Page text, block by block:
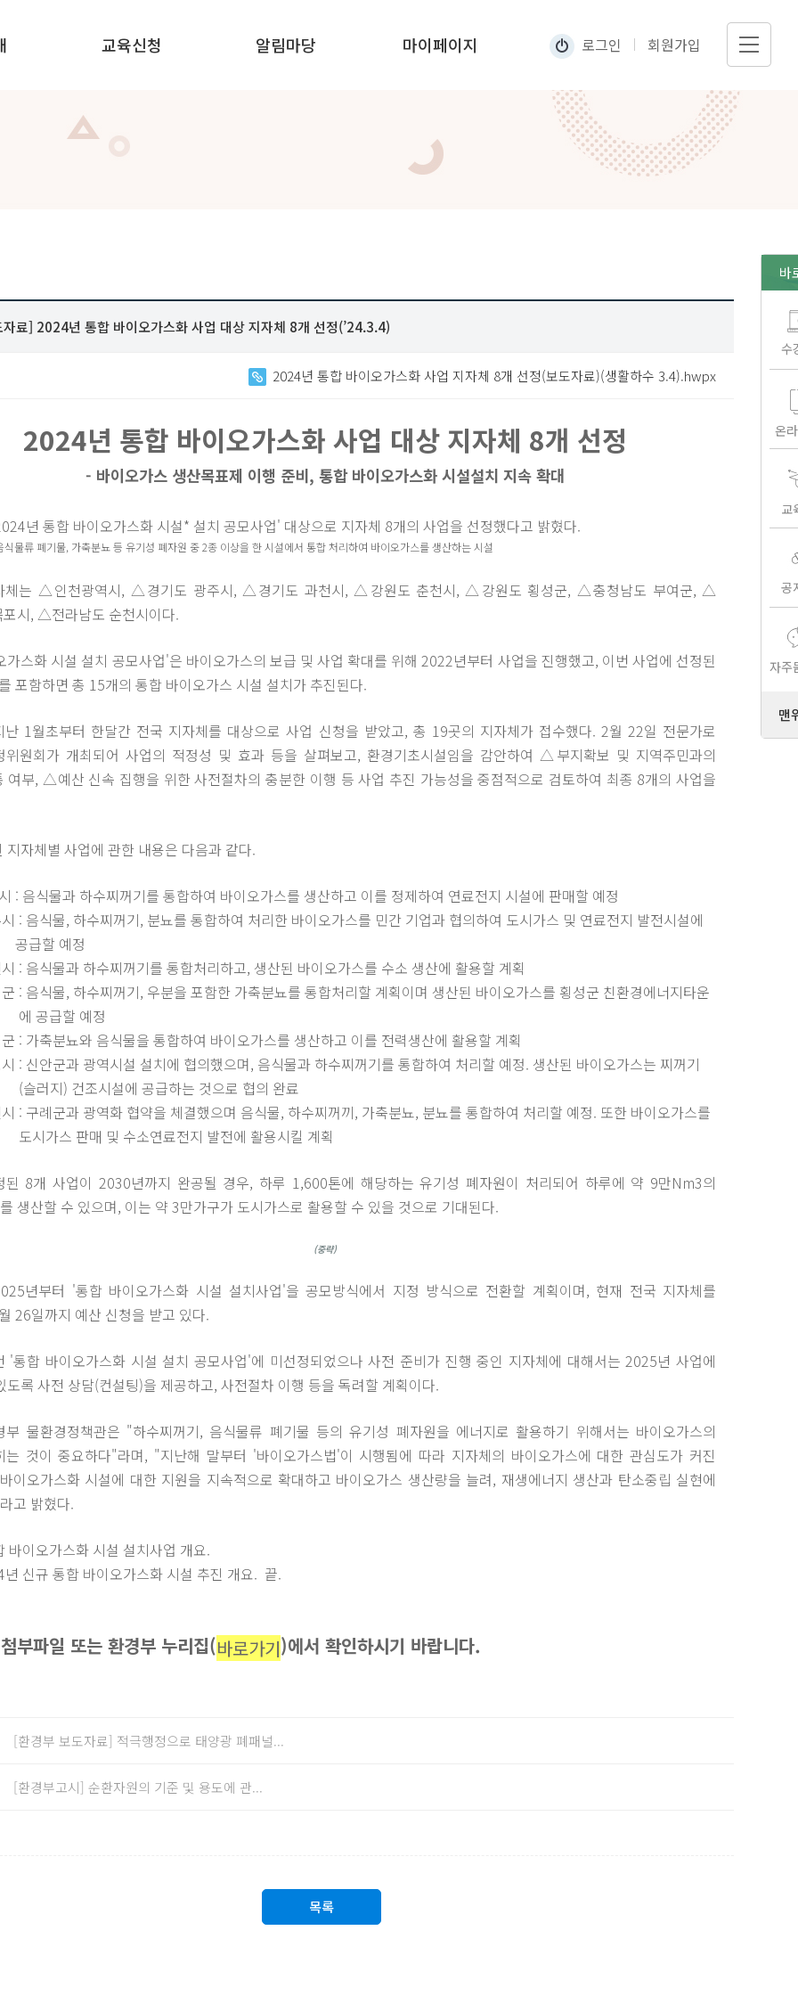
교육신청 알림마당 마이페이지
내정보관리
로그인 회원가입
자료] 2024년 통합 바이오가스화 사업 대상 지자체 8개 선정(’24.3.4)
2024년 통합 바이오가스화 사업 지자체 8개 선정(보도자료)(생활하수 3.4).hwpx
2024년 통합 바이오가스화 사업 대상 지자체 8개 선정
- 바이오가스 생산목표제 이행 준비, 통합 바이오가스화 시설설치 지속 확대
년 통합 바이오가스화 시설* 설치 공모사업' 대상으로 지자체 8개의 사업을 선정했다고 밝혔다.
식물류 폐기물, 가축분뇨 등 유기성 폐자원 중 2종 이상을 한 시설에서 통합 처리하여 바이오가스를 생산하는 시설
체는 △인천광역시, △경기도 광주시, △경기도 과천시, △강원도 춘천시, △강원도 횡성군, △충청남도 부여군, △
포시, △전라남도 순천시이다.
가스화 시설 설치 공모사업'은 바이오가스의 보급 및 사업 확대를 위해 2022년부터 사업을 진행했고, 이번 사업에 선정된
포함하면 총 15개의 통합 바이오가스 시설 설치가 추진된다.
난 1월초부터 한달간 전국 지자체를 대상으로 사업 신청을 받았고, 총 19곳의 지자체가 접수했다. 2월 22일 전문가로
위원회가 개최되어 사업의 적정성 및 효과 등을 살펴보고, 환경기초시설임을 감안하여 △부지확보 및 지역주민과의
여부, △예산 신속 집행을 위한 사전절차의 충분한 이행 등 사업 추진 가능성을 중점적으로 검토하여 최종 8개의 사업을
지자체별 사업에 관한 내용은 다음과 같다.
: 음식물과 하수찌꺼기를 통합하여 바이오가스를 생산하고 이를 정제하여 연료전지 시설에 판매할 예정
: 음식물, 하수찌꺼기, 분뇨를 통합하여 처리한 바이오가스를 민간 기업과 협의하여 도시가스 및 연료전지 발전시설에
예정
: 음식물과 하수찌꺼기를 통합처리하고, 생산된 바이오가스를 수소 생산에 활용할 계획
: 음식물, 하수찌꺼기, 우분을 포함한 가축분뇨를 통합처리할 계획이며 생산된 바이오가스를 횡성군 친환경에너지타운
할 예정
: 가축분뇨와 음식물을 통합하여 바이오가스를 생산하고 이를 전력생산에 활용할 계획
: 신안군과 광역시설 설치에 협의했으며, 음식물과 하수찌꺼기를 통합하여 처리할 예정. 생산된 바이오가스는 찌꺼기
건조시설에 공급하는 것으로 협의 완료
: 구례군과 광역화 협약을 체결했으며 음식물, 하수찌꺼끼, 가축분뇨, 분뇨를 통합하여 처리할 예정. 또한 바이오가스를
판매 및 수소연료전지 발전에 활용시킬 계획
된 8개 사업이 2030년까지 완공될 경우, 하루 1,600톤에 해당하는 유기성 폐자원이 처리되어 하루에 약 9만Nm3의
생산할 수 있으며, 이는 약 3만가구가 도시가스로 활용할 수 있을 것으로 기대된다.
(중략)
년부터 '통합 바이오가스화 시설 설치사업'을 공모방식에서 지정 방식으로 전환할 계획이며, 현재 전국 지자체를
26일까지 예산 신청을 받고 있다.
'통합 바이오가스화 시설 설치 공모사업'에 미선정되었으나 사전 준비가 진행 중인 지자체에 대해서는 2025년 사업에
도록 사전 상담(컨설팅)을 제공하고, 사전절차 이행 등을 독려할 계획이다.
부 물환경정책관은 "하수찌꺼기, 음식물류 폐기물 등의 유기성 폐자원을 에너지로 활용하기 위해서는 바이오가스의
는 것이 중요하다"라며, "지난해 말부터 '바이오가스법'이 시행됨에 따라 지자체의 바이오가스에 대한 관심도가 커진
이오가스화 시설에 대한 지원을 지속적으로 확대하고 바이오가스 생산량을 늘려, 재생에너지 생산과 탄소중립 실현에
고 밝혔다.
바이오가스화 시설 설치사업 개요.
신규 통합 바이오가스화 시설 추진 개요. 끝.
부파일 또는 환경부 누리집(바로가기)에서 확인하시기 바랍니다.
[환경부 보도자료] 적극행정으로 태양광 폐패널...
[환경부고시] 순환자원의 기준 및 용도에 관...
목록
바
수
온
교
공
자주
맨